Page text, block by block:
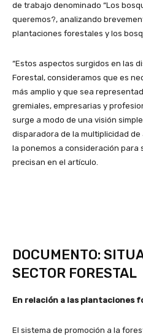
de trabajo denominado “Los
queremos?, analizando
plantaciones forestales y los
“Estos aspectos surgidos en las
Forestal, consideramos que es
más amplio y que sea
gremiales, empresarias y
surge a modo de una visión
disparadora de la multiplicidad
la ponemos a consideración para
precisan en el artículo.
DOCUMENTO:
SECTOR FORESTAL
En relación a las plantaciones
El sistema de promoción a la